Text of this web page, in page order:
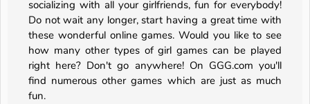
socializing with all your girlfriends, fun for everybody!
Do not wait any longer, start having a great time with
these wonderful online games. Would you like to see
how many other types of girl games can be played
right here? Don't go anywhere! On GGG.com you'll
find numerous other games which are just as much
fun.